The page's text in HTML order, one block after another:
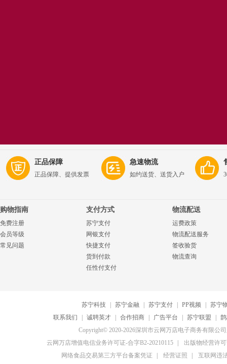
正品保障
正品保障、提供发票
急速物流
如约送货、送货入户
购物指南
免费注册
会员等级
常见问题
支付方式
苏宁支付
网银支付
快捷支付
货到付款
任性付支付
物流配送
运费政策
物流配送服务
签收验货
物流查询
苏宁科技 苏宁金融 苏宁支付 PP视频
苏宁
联系我们
诚聘英才 合作招商 广告平台 苏宁联盟
Copyright© 2020-2026深圳市云网万店电子商务有限公
云网万店增值电信业务许可证-合字B2-20210115
出版物经营许
网络食品交易第三方平台备案凭证
经营证照
互联网违